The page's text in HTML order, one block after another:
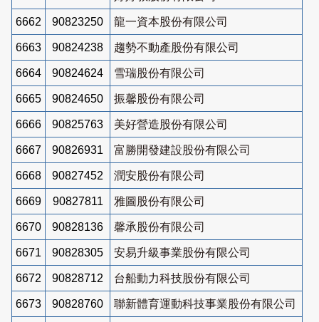
6662 90823250 龍一資本股份有限公司
6663 90824238 趨勢不動產股份有限公司
6664 90824624 雪瑞股份有限公司
6665 90824650 振馨股份有限公司
6666 90825763 美好營造股份有限公司
6667 90826931 富勝開發建設股份有限公司
6668 90827452 潤安股份有限公司
6669 90827811 雅圖股份有限公司
6670 90828136 馨承股份有限公司
6671 90828305 安易升級事業股份有限公司
6672 90828712 台船動力科技股份有限公司
6673 90828760 聯新體育運動科技事業股份有限公司